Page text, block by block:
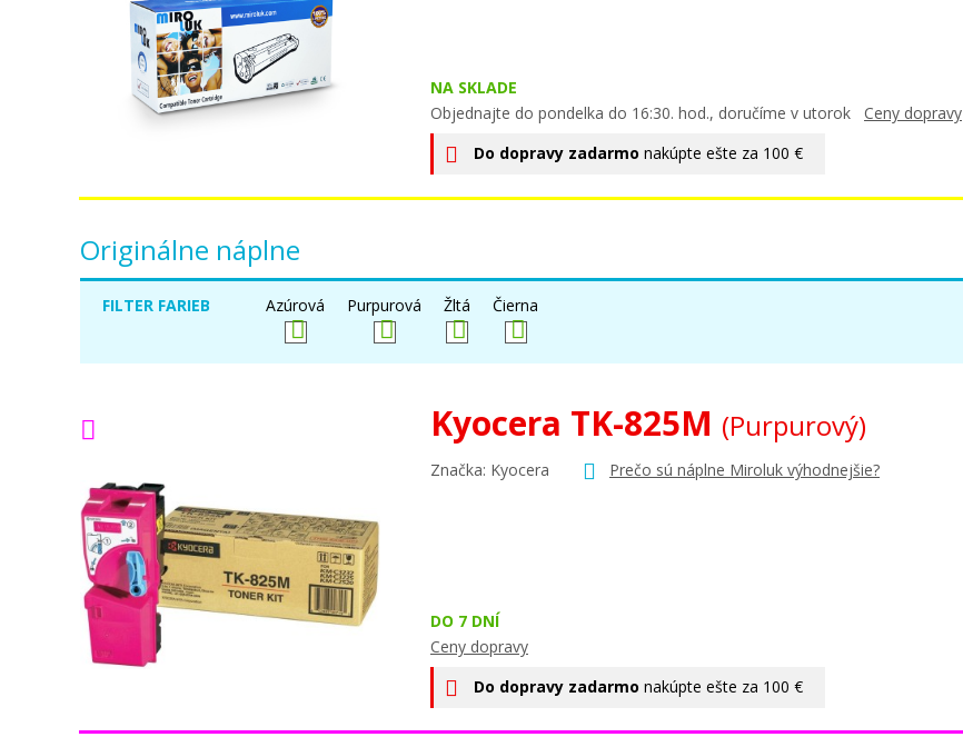
NA SKLADE
Objednajte do pondelka do 16:30. hod., doručíme v utorok Ceny dopravy
Do dopravy zadarmo nakúpte ešte za 100 €
Originálne náplne
FILTER FARIEB Azúrová Purpurová Žltá Čierna
Kyocera TK-825M (Purpurový)
Značka: Kyocera Prečo sú náplne Miroluk výhodnejšie?
DO 7 DNÍ
Ceny dopravy
Do dopravy zadarmo nakúpte ešte za 100 €